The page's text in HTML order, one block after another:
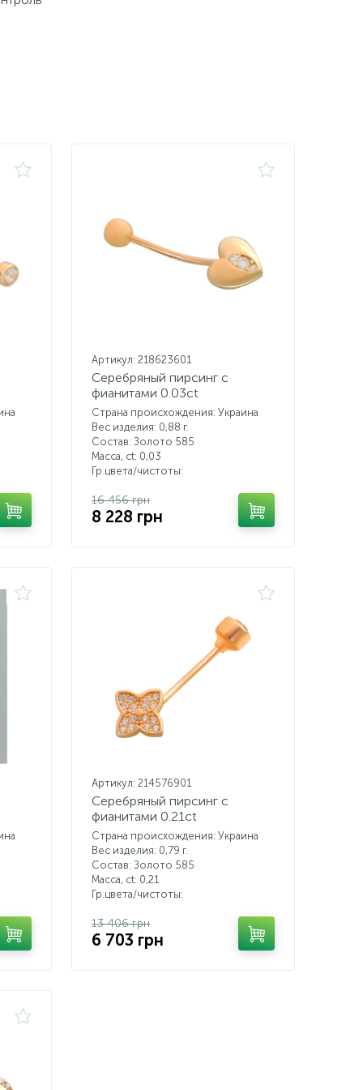
Артикул: 218623601
Серебряный пирсинг с
фианитами 0.03ct
Страна происхождения: Украина
Вес изделия: 0,88 г.
Состав: Золото 585
Масса, ct: 0,03
Гр.цвета/чистоты:
16 456 грн
8 228 грн
Артикул: 214576901
Серебряный пирсинг с
фианитами 0.21ct
Страна происхождения: Украина
Вес изделия: 0,79 г.
Состав: Золото 585
Масса, ct: 0,21
Гр.цвета/чистоты:
13 406 грн
6 703 грн